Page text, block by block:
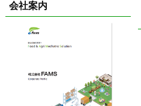
会社案内